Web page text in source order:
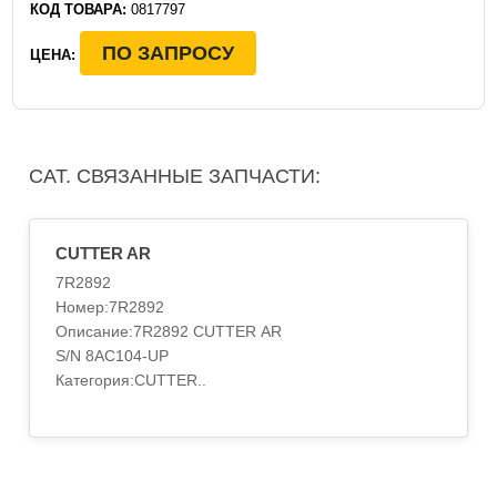
КОД ТОВАРА: 0817797
ЦЕНА: ПО ЗАПРОСУ
CAT. СВЯЗАННЫЕ ЗАПЧАСТИ:
CUTTER AR
7R2892
Номер:7R2892
Описание:7R2892 CUTTER AR
S/N 8AC104-UP
Категория:CUTTER..